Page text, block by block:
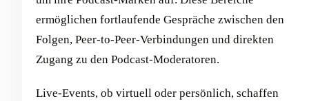
ermöglichen fortlaufende Gespräche zwischen den
Folgen, Peer-to-Peer-Verbindungen und direkten
Zugang zu den Podcast-Moderatoren.
Live-Events, ob virtuell oder persönlich, schaffen